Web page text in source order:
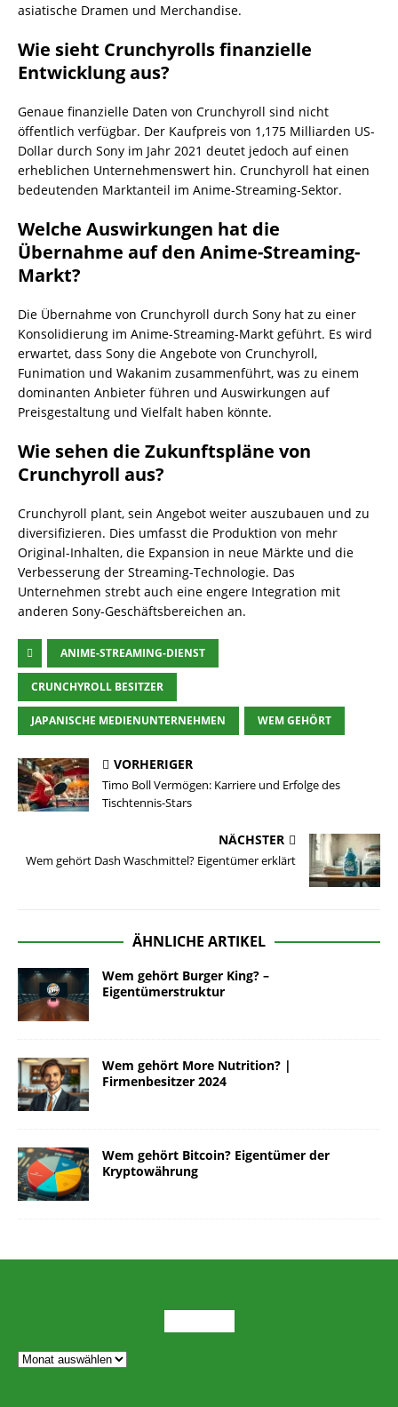
asiatische Dramen und Merchandise.
Wie sieht Crunchyrolls finanzielle
Entwicklung aus?
Genaue finanzielle Daten von Crunchyroll sind nicht
öffentlich verfügbar. Der Kaufpreis von 1,175 Milliarden US-
Dollar durch Sony im Jahr 2021 deutet jedoch auf einen
erheblichen Unternehmenswert hin. Crunchyroll hat einen
bedeutenden Marktanteil im Anime-Streaming-Sektor.
Welche Auswirkungen hat die
Übernahme auf den Anime-Streaming-
Markt?
Die Übernahme von Crunchyroll durch Sony hat zu einer
Konsolidierung im Anime-Streaming-Markt geführt. Es wird
erwartet, dass Sony die Angebote von Crunchyroll,
Funimation und Wakanim zusammenführt, was zu einem
dominanten Anbieter führen und Auswirkungen auf
Preisgestaltung und Vielfalt haben könnte.
Wie sehen die Zukunftspläne von
Crunchyroll aus?
Crunchyroll plant, sein Angebot weiter auszubauen und zu
diversifizieren. Dies umfasst die Produktion von mehr
Original-Inhalten, die Expansion in neue Märkte und die
Verbesserung der Streaming-Technologie. Das
Unternehmen strebt auch eine engere Integration mit
anderen Sony-Geschäftsbereichen an.
ANIME-STREAMING-DIENST
CRUNCHYROLL BESITZER
JAPANISCHE MEDIENUNTERNEHMEN WEM GEHÖRT
VORHERIGER
Timo Boll Vermögen: Karriere und Erfolge des
Tischtennis-Stars
NÄCHSTER
Wem gehört Dash Waschmittel? Eigentümer erklärt
ÄHNLICHE ARTIKEL
Wem gehört Burger King? –
Eigentümerstruktur
Wem gehört More Nutrition? |
Firmenbesitzer 2024
Wem gehört Bitcoin? Eigentümer der
Kryptowährung